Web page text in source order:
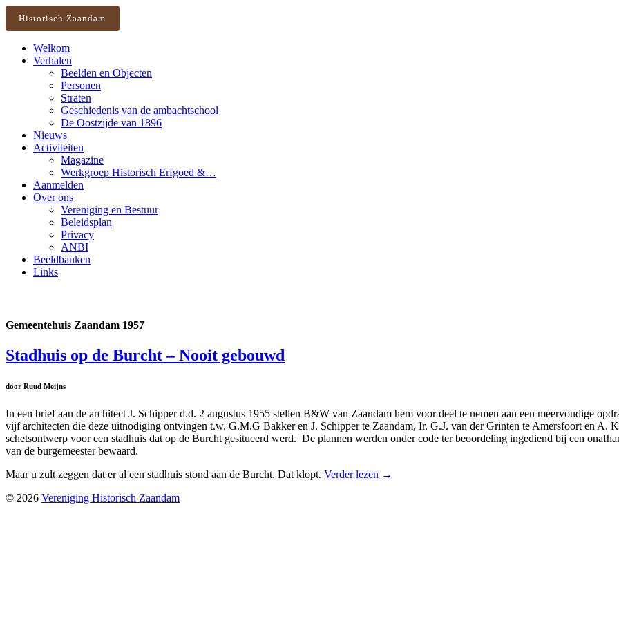
Historisch Zaandam
Welkom
Verhalen
Beelden en Objecten
Personen
Straten
Geschiedenis van de ambachtschool
De Oostzijde van 1896
Nieuws
Activiteiten
Magazine
Werkgroep Historisch Erfgoed &…
Aanmelden
Over ons
Vereniging en Bestuur
Beleidsplan
Privacy
ANBI
Beeldbanken
Links
Gemeentehuis Zaandam 1957
Stadhuis op de Burcht – Nooit gebouwd
door Ruud Meijns
In een brief aan de architect J. Schipper d.d. 2 augustus 1955 stellen B&W van Zaandam hem voor deel te nemen aan een meervoudige
vijf architecten die deze uitnodiging ontvingen t.w. G.M.G Bakker en J. Schipper te Zaandam, Ir. G.J. van der Grinten te Amersfoort en A.
schetsontwerp voor een stadhuis dat op de Burcht gesitueerd werd. De plannen werden onder code ter beoordeling ingediend bij een
van de burgemeester bewaard.
Maar u zult zeggen dat er al een stadhuis stond aan de Burcht. Dat klopt. Verder lezen →
© 2026 Vereniging Historisch Zaandam